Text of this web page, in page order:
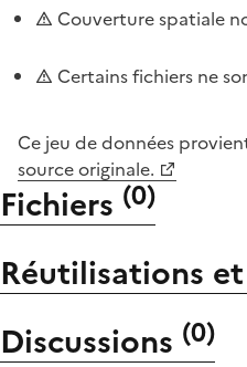
Couverture spatiale
Certains fichiers ne
Ce jeu de données
source originale.
Fichiers (0)
Réutilisations
Discussions (0)